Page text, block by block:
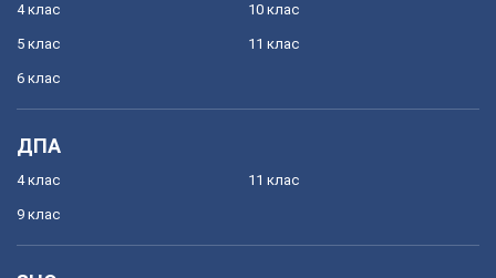
4 клас
5 клас
6 клас
10 клас
11 клас
ДПА
4 клас
9 клас
11 клас